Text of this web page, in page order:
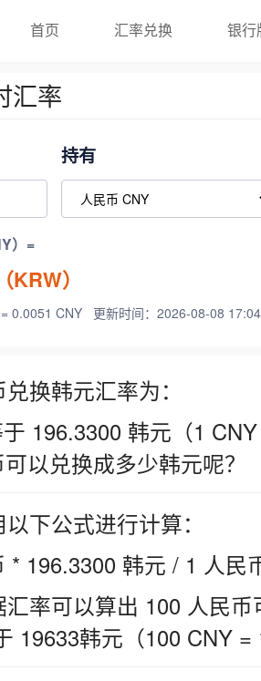
首页 汇率兑换 银行
汇率
持有
）=
KRW）
0.0051 CNY 更新时间：2026-08-08
换韩元汇率为：
196.3300 韩元（1
以兑换成多少韩元呢？
下公式进行计算：
* 196.3300 韩元 / 1 人民
率可以算出 100 人民
19633韩元（100 CNY =